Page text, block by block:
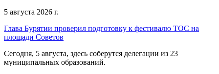
5 августа 2026 г.
Глава Бурятии проверил подготовку к фестивалю ТОС на
площади Советов
Сегодня, 5 августа, здесь соберутся делегации из 23
муниципальных образований.